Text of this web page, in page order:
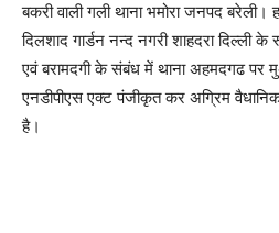
बकरी वाली गली थाना भमोरा जनपद बरेली।
दिलशाद गार्डन नन्द नगरी शाहदरा दिल्ली
एवं बरामदगी के संबंध में थाना अहमदगढ
एनडीपीएस एक्ट पंजीकृत कर अग्रिम
है।